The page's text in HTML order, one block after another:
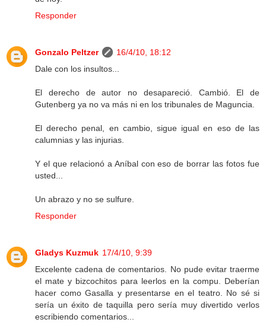
Responder
Gonzalo Peltzer
16/4/10, 18:12
Dale con los insultos...
El derecho de autor no desapareció. Cambió. El de
Gutenberg ya no va más ni en los tribunales de Maguncia.
El derecho penal, en cambio, sigue igual en eso de las
calumnias y las injurias.
Y el que relacionó a Aníbal con eso de borrar las fotos fue
usted...
Un abrazo y no se sulfure.
Responder
Gladys Kuzmuk 17/4/10, 9:39
Excelente cadena de comentarios. No pude evitar traerme
el mate y bizcochitos para leerlos en la compu. Deberían
hacer como Gasalla y presentarse en el teatro. No sé si
sería un éxito de taquilla pero sería muy divertido verlos
escribiendo comentarios...